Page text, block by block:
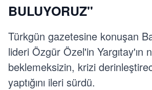
BULUYORUZ"
Türkgün gazetesine konuşan
lideri Özgür Özel'in Yargıtay'ın
beklemeksizin, krizi
yaptığını ileri sürdü.